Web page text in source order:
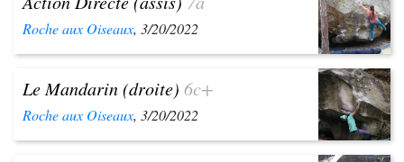
Roche aux Oiseaux, 3/20/2022
Le Mandarin (droite) 6c+
Roche aux Oiseaux, 3/20/2022